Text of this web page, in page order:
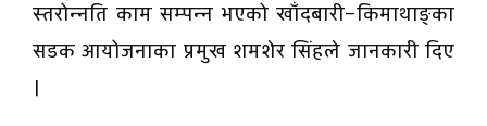
स्तरोन्नति काम सम्पन्न भएको खाँदबारी–किमाथाङ्का
सडक आयोजनाका प्रमुख शमशेर सिंहले जानकारी दिए
।